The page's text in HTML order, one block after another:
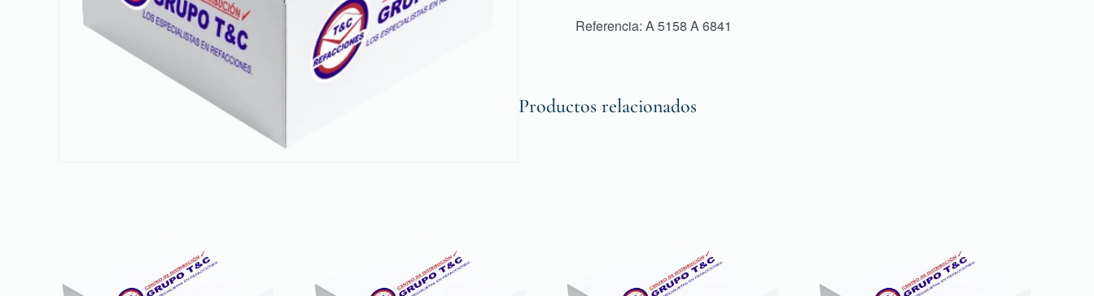
Referencia: A 5158 A 6841
Productos relacionados